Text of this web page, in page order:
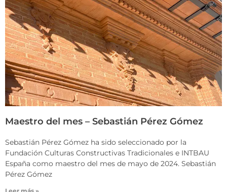
Maestro del mes – Sebastián Pérez Gómez
Sebastián Pérez Gómez ha sido seleccionado por la
Fundación Culturas Constructivas Tradicionales e INTBAU
España como maestro del mes de mayo de 2024. Sebastián
Pérez Gómez